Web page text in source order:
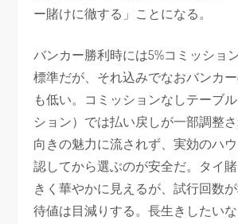
ー賭けに徹する」ことになる。
バンカー勝利時には5%コミッショ
標準だが、それ込みでなおバンカ
も低い。コミッションなしテーブ
ション）では払い戻しが一部調整
向きの魅力に流されず、実効のハ
認してから選ぶのが安全だ。タイ
きく華やかに見えるが、試行回数
待値は目減りする。長生きしたいな